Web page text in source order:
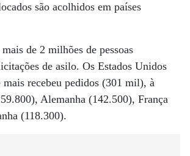
são acolhidos em países
de 2 milhões de pessoas
de asilo. Os Estados Unidos
recebeu pedidos (301 mil), à
Alemanha (142.500), França
(118.300).